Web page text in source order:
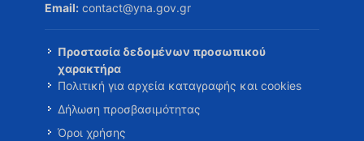
Email: contact@yna.gov.gr
Προστασία δεδομένων προσωπικού
χαρακτήρα
Πολιτική για αρχεία καταγραφής και cookies
Δήλωση προσβασιμότητας
Όροι χρήσης